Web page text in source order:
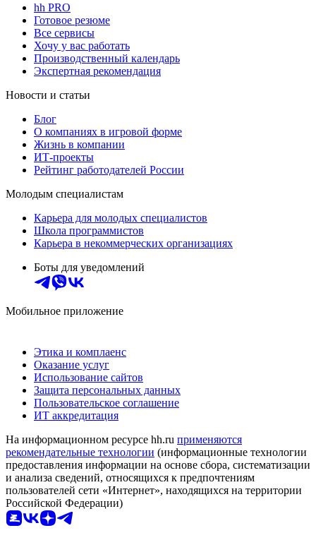
hh PRO
Готовое резюме
Все сервисы
Хочу у вас работать
Производственный календарь
Экспертная рекомендация
Новости и статьи
Блог
О компаниях в игровой форме
Жизнь в компании
ИТ-проекты
Рейтинг работодателей России
Молодым специалистам
Карьера для молодых специалистов
Школа программистов
Карьера в некоммерческих организациях
Боты для уведомлений
Мобильное приложение
Этика и комплаенс
Оказание услуг
Использование сайтов
Защита персональных данных
Пользовательское соглашение
ИТ аккредитация
На информационном ресурсе hh.ru применяются
рекомендательные технологии (информационные технологии
предоставления информации на основе сбора, систематизации
и анализа сведений, относящихся к предпочтениям
пользователей сети «Интернет», находящихся на территории
Российской Федерации)